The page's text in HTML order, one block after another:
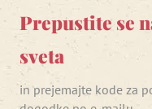
Prepustite se
sveta
in prejemajte kode za